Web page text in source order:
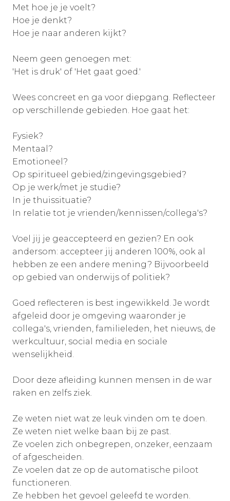
Met hoe je je voelt?
Hoe je denkt?
Hoe je naar anderen kijkt?
Neem geen genoegen met:
'Het is druk' of 'Het gaat goed.'
Wees concreet en ga voor diepgang. Reflecteer
op verschillende gebieden. Hoe gaat het:
Fysiek?
Mentaal?
Emotioneel?
Op spiritueel gebied/zingevingsgebied?
Op je werk/met je studie?
In je thuissituatie?
In relatie tot je vrienden/kennissen/collega's?
Voel jij je geaccepteerd en gezien? En ook
andersom: accepteer jij anderen 100%, ook al
hebben ze een andere mening? Bijvoorbeeld
op gebied van onderwijs of politiek?
Goed reflecteren is best ingewikkeld. Je wordt
afgeleid door je omgeving waaronder je
collega's, vrienden, familieleden, het nieuws, de
werkcultuur, social media en sociale
wenselijkheid.
Door deze afleiding kunnen mensen in de war
raken en zelfs ziek.
Ze weten niet wat ze leuk vinden om te doen.
Ze weten niet welke baan bij ze past.
Ze voelen zich onbegrepen, onzeker, eenzaam
of afgescheiden.
Ze voelen dat ze op de automatische piloot
functioneren.
Ze hebben het gevoel geleefd te worden.